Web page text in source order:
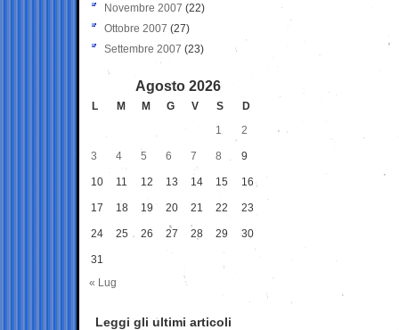
Novembre 2007 (22)
Ottobre 2007 (27)
Settembre 2007 (23)
Agosto 2026
L M M G V S
D
1
2
3 4 5 6 7 8 9
10 11 12 13 14 15 16
17 18 19 20 21 22 23
24 25 26 27 28 29 30
31
« Lug
Leggi gli ultimi articoli